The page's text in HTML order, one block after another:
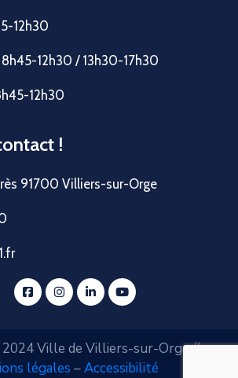
12h30
12h30 / 13h30-17h30
12h30
!
91700 Villiers-sur-Orge
Ville de Villiers-sur-Orge //
légales –Accessibilité